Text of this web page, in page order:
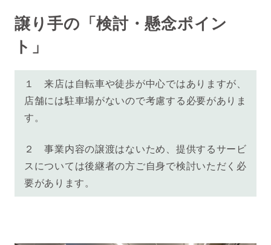
譲り手の「検討・懸念ポイン
ト」
１ 来店は自転車や徒歩が中心ではありますが、
店舗には駐車場がないので考慮する必要がありま
す。
２事業内容の譲渡はないため、提供するサービ
スについては後継者の方ご自身で検討いただく必
要があります。